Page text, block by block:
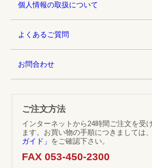
個人情報の取扱について
よくあるご質問
お問合わせ
ご注文方法
インターネットから24時間ご注文を受
ます。お買い物の手順につきましては、
ガイド」
をご確認下さい。
FAX 053-450-2300